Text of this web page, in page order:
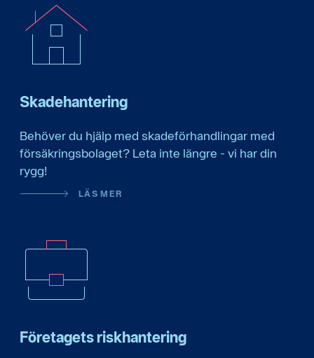
Skadehantering
Behöver du hjälp med skadeförhandlingar med
försäkringsbolaget? Leta inte längre - vi har din
rygg!
LÄS MER
Företagets riskhantering